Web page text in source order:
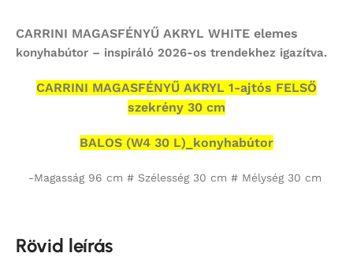
CARRINI MAGASFÉNYŰ AKRYL WHITE elemes
konyhabútor – inspiráló 2026-os trendekhez igazítva.
CARRINI MAGASFÉNYŰ AKRYL 1-ajtós FELSŐ
szekrény 30 cm
BALOS (W4 30 L)_konyhabútor
-Magasság 96 cm # Szélesség 30 cm # Mélység 30 cm
Rövid leírás